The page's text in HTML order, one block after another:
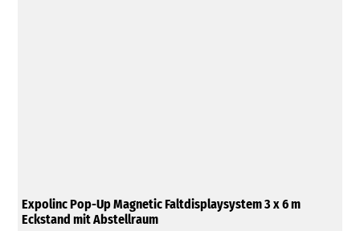
Expolinc Pop-Up Magnetic Faltdisplaysystem 3 x 6 m
Eckstand mit Abstellraum